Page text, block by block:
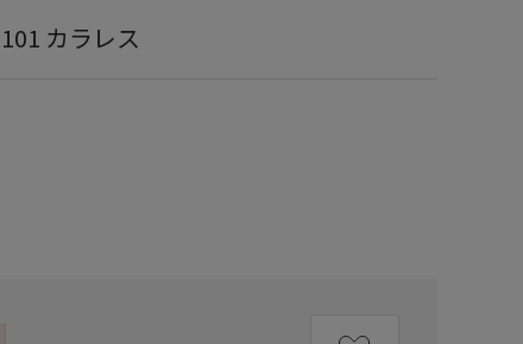
カラレス